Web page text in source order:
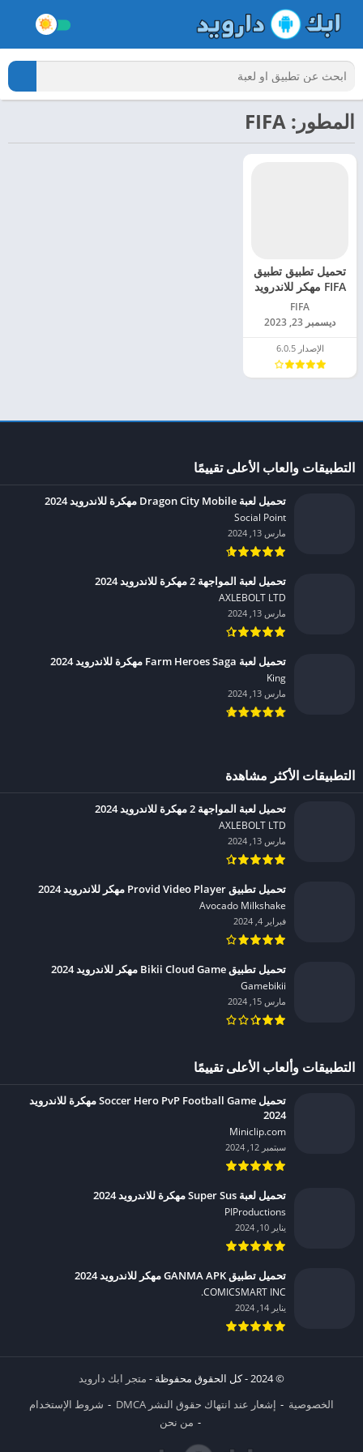
المطور: FIFA‏
تحميل تطبيق تطبيق
FIFA مهكر للاندرويد
2024
FIFA‏
ديسمبر 23, 2023
الإصدار 6.0.5
التطبيقات والعاب الأعلى تقييمًا
تحميل لعبة Dragon City Mobile مهكرة للاندرويد 2024
Social Point‏
مارس 13, 2024
تحميل لعبة المواجهة 2 مهكرة للاندرويد 2024
AXLEBOLT LTD‏
مارس 13, 2024
تحميل لعبة Farm Heroes Saga مهكرة للاندرويد 2024
King‏
مارس 13, 2024
التطبيقات الأكثر مشاهدة
تحميل لعبة المواجهة 2 مهكرة للاندرويد 2024
AXLEBOLT LTD‏
مارس 13, 2024
تحميل تطبيق Provid Video Player مهكر للاندرويد 2024
Avocado Milkshake‏
فبراير 4, 2024
تحميل تطبيق Bikii Cloud Game مهكر للاندرويد 2024
Gamebikii‏
مارس 15, 2024
التطبيقات وألعاب الأعلى تقييمًا
تحميل Soccer Hero PvP Football Game مهكرة للاندرويد
2024
Miniclip.com‏
سبتمبر 12, 2024
تحميل لعبة Super Sus مهكرة للاندرويد 2024
PIProductions‏
يناير 10, 2024
تحميل تطبيق GANMA APK مهكر للاندرويد 2024
COMICSMART INC.‏
يناير 14, 2024
© 2024 - كل الحقوق محفوظة -
متجر ابك دارويد
الخصوصية
إشعار عند انتهاك حقوق النشر DMCA
شروط الإستخدام
من نحن